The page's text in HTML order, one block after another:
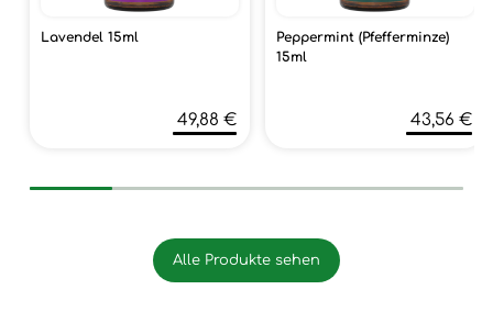
Lavendel 15ml
49,88 €
Peppermint (Pfefferminze)
15ml
43,56 €
Alle Produkte sehen